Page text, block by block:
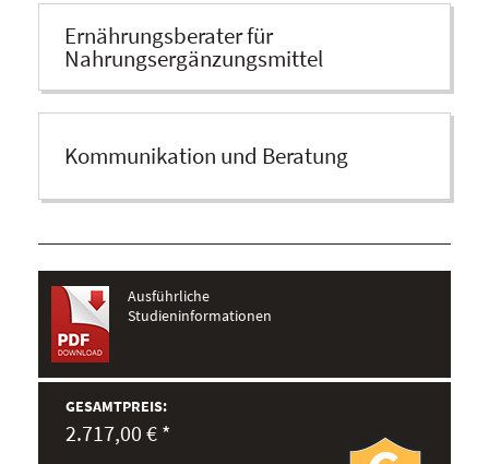
Ernährungsberater für
Nahrungsergänzungs­mittel
Kommunikation und Beratung
Ausführliche
Studieninformationen
GESAMTPREIS:
2.717,00 € *